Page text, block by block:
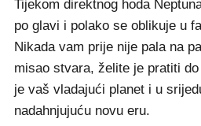
Tijekom direktnog hoda
po glavi i polako se oblikuje u
Nikada vam prije nije pala na
misao stvara, želite je pratiti
je vaš vladajući planet i u
nadahnjujuću novu eru.